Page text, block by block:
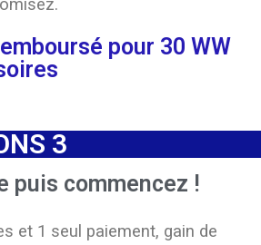
pour 30 WW
3
puis commencez !
et 1 seul paiement, gain de